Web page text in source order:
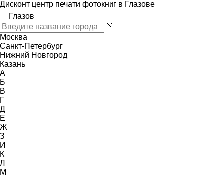
Дисконт центр печати фотокниг в Глазове
Глазов
Москва
Санкт-Петербург
Нижний Новгород
Казань
А
Б
В
Г
Д
Е
Ж
З
И
К
Л
М